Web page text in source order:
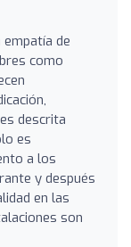
de
como
descrita
es
a los
y después
en las
son